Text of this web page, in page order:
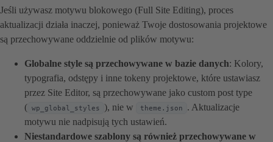
Jeśli używasz motywu blokowego (Full Site Editing), proces
aktualizacji działa inaczej, ponieważ Twoje dostosowania projektowe
są przechowywane oddzielnie od plików motywu:
Globalne style są przechowywane w bazie danych: Kolory,
typografia, odstępy i inne tokeny projektowe, które ustawiasz
przez Site Editor, są przechowywane jako custom post type
( wp_global_styles ), nie w theme.json
. Aktualizacje
motywu nie nadpisują tych ustawień.
Niestandardowe szablony są również przechowywane w